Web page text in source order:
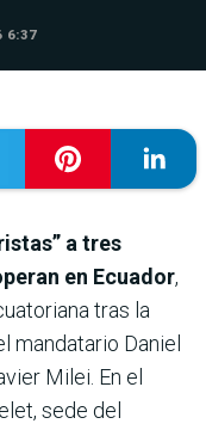
6:37
a tres
en Ecuador,
tras la
mandatario Daniel
Milei. En el
sede del